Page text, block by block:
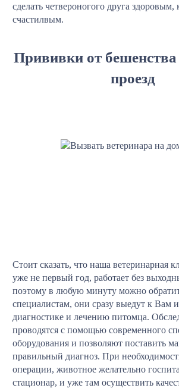
сделать четвероногого друга
счастилвым.
Прививки от
проезд
Стоит сказать, что наша ветеринарная
уже не первый год, работает без
поэтому в любую минуту можно
специалистам, они сразу выедут к Вам
диагностике и лечению питомца.
проводятся с помощью современного
оборудования и позволяют поставить
правильный диагноз. При
операции, животное желательно
стационар, и уже там осуществить